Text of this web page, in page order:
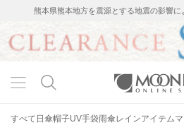
熊本県熊本地方を震源とする地震の影響
すべて 日傘帽子UV手袋雨傘レインアイテム